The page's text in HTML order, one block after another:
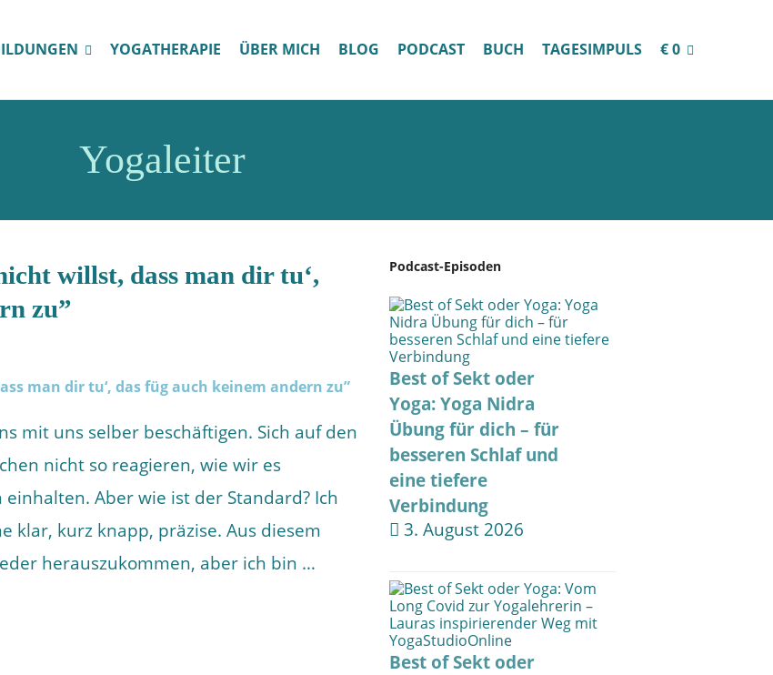
YOGATHERAPIE ÜBER MICH BLOG PODCAST BUCH TAGESIMPULS € 0
Yogaleiter
willst, dass man dir tu‘,
zu”
mit uns selber beschäftigen. Sich auf den
nicht so reagieren, wie wir es
Aber wie ist der Standard? Ich
klar, kurz knapp, präzise. Aus diesem
herauszukommen, aber ich bin …
Podcast-Episoden
Best of Sekt oder
Yoga: Yoga Nidra
Übung für dich – für
besseren Schlaf und
eine tiefere
Verbindung
3. August 2026
Best of Sekt oder